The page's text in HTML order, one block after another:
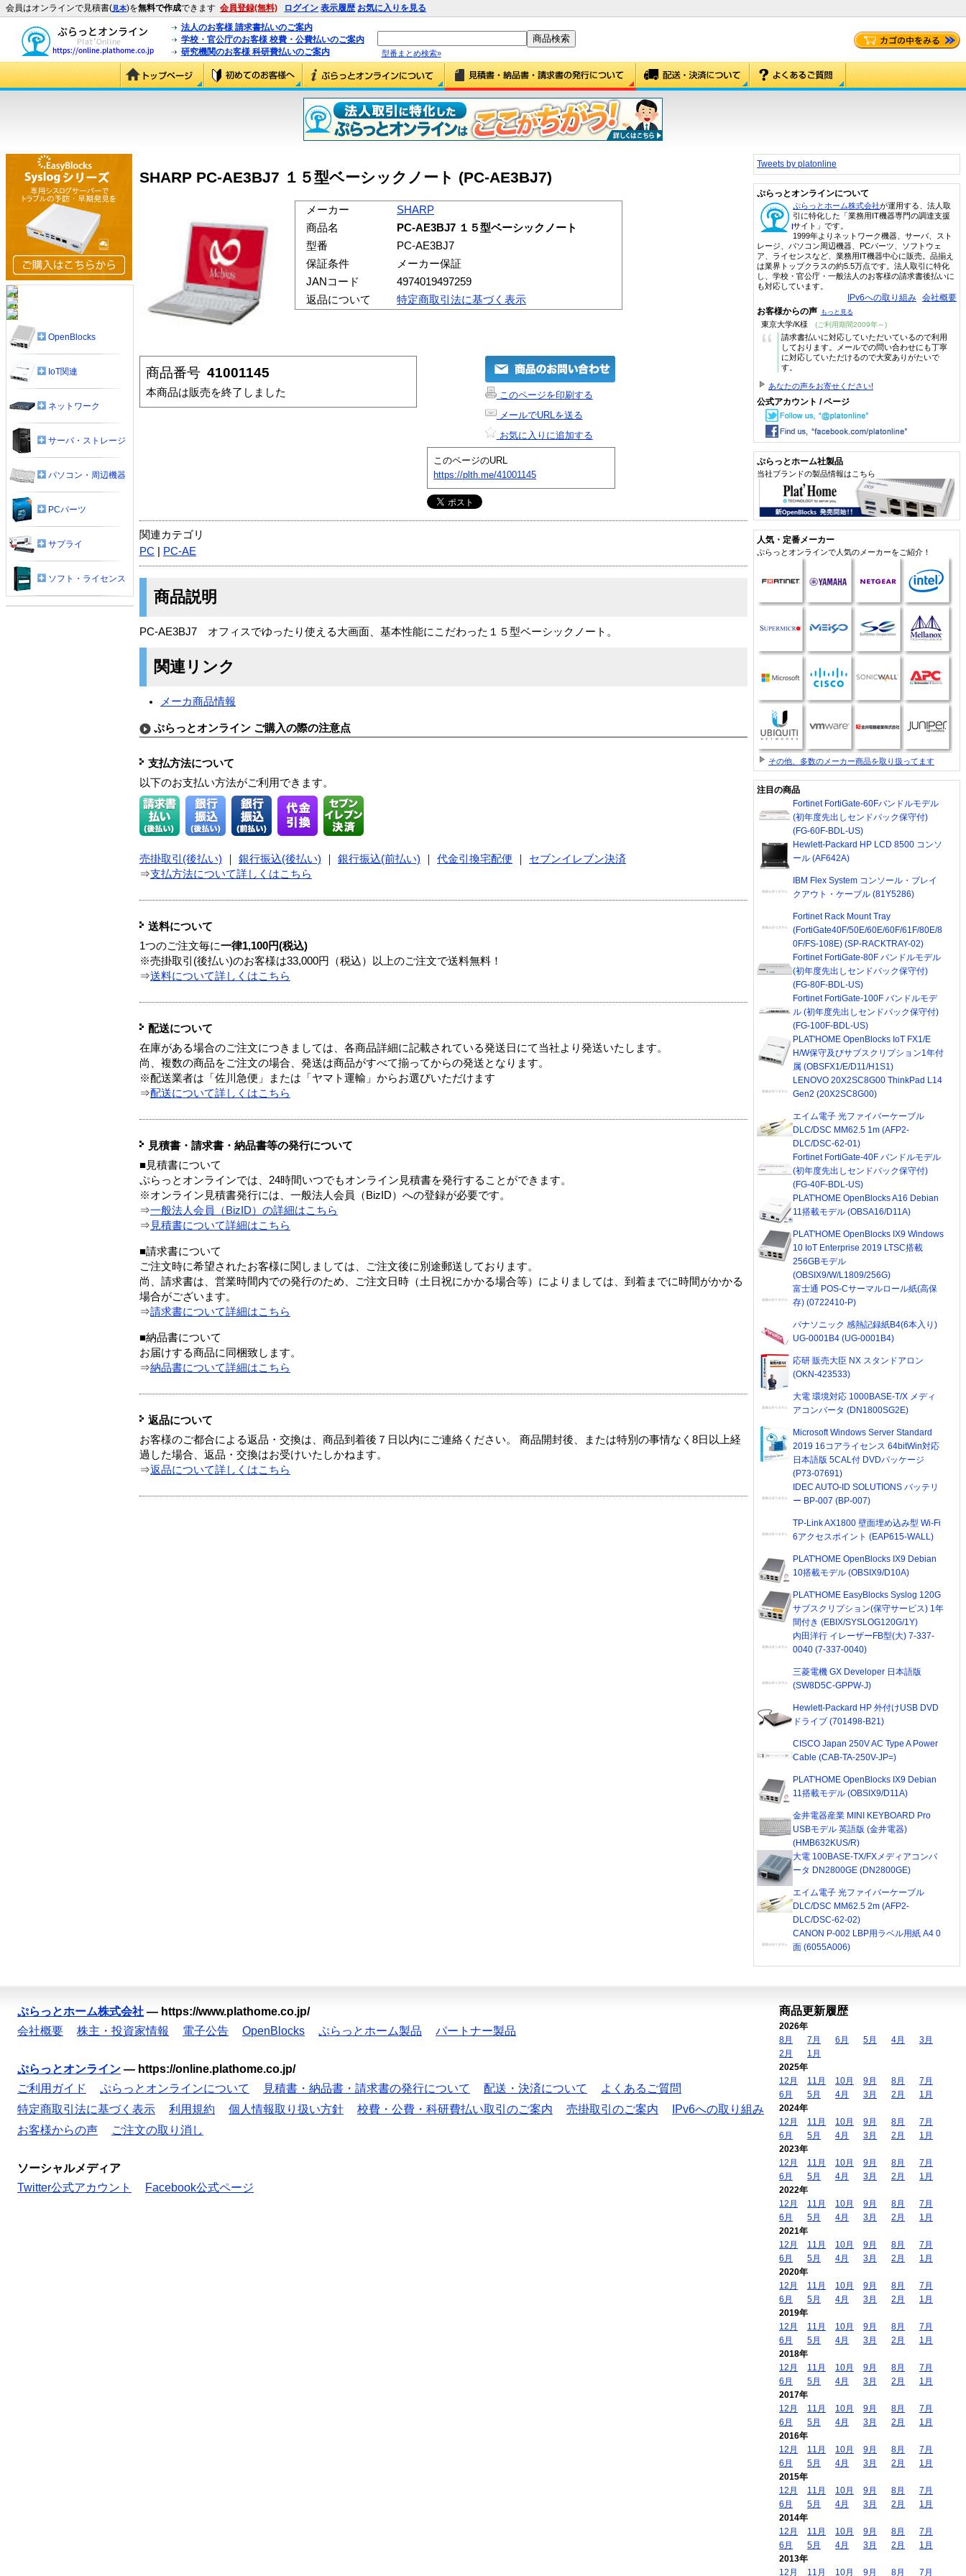
会員はオンラインで見積書(見本)を無料で作成できます 会員登録(無料) ログイン 表示履歴 お気に入りを見る
法人のお客様 請求書払いのご案内
学校・官公庁のお客様 校費・公費払いのご案内
研究機関のお客様 科研費払いのご案内
型番まとめ検索»
SHARP PC-AE3BJ7 １５型ベーシックノート (PC-AE3BJ7)
メーカー
SHARP
商品名
PC-AE3BJ7 １５型ベーシックノート
型番
PC-AE3BJ7
保証条件
メーカー保証
JANコード
4974019497259
返品について
特定商取引法に基づく表示
商品番号 41001145
本商品は販売を終了しました
このページを印刷する
メールでURLを送る
お気に入りに追加する
このページのURL
https://plth.me/41001145
関連カテゴリ
PC
PC-AE
商品説明
PC-AE3BJ7 オフィスでゆったり使える大画面、基本性能にこだわった１５型ベーシックノート。
関連リンク
メーカ商品情報
ぷらっとオンライン ご購入の際の注意点
支払方法について
以下のお支払い方法がご利用できます。
売掛取引(後払い) 銀行振込(後払い) 銀行振込(前払い) 代金引換宅配便
セブンイレブン決済
⇒支払方法について詳しくはこちら
送料について
1つのご注文毎に一律1,100円(税込)
※売掛取引(後払い)のお客様は33,000円（税込）以上のご注文で送料無料！
⇒送料について詳しくはこちら
配送について
在庫がある場合のご注文につきましては、各商品詳細に記載されている発送日にて当社より発送いたします。
尚、複数の商品をご注文の場合、発送は商品がすべて揃ってからの発送となります。
※配送業者は「佐川急便」または「ヤマト運輸」からお選びいただけます
⇒配送について詳しくはこちら
見積書・請求書・納品書等の発行について
■見積書について
ぷらっとオンラインでは、24時間いつでもオンライン見積書を発行することができます。
※オンライン見積書発行には、一般法人会員（BizID）への登録が必要です。
⇒一般法人会員（BizID）の詳細はこちら
⇒ 見積書について詳細はこちら
■請求書について
ご注文時に希望されたお客様に関しましては、ご注文後に別途郵送しております。
尚、請求書は、営業時間内での発行のため、ご注文日時（土日祝にかかる場合等）によりましては、到着までに時間がかかる
場合がございます。
⇒請求書について詳細はこちら
■納品書について
お届けする商品に同梱致します。
⇒納品書について詳細はこちら
返品について
お客様のご都合による返品・交換は、商品到着後７日以内にご連絡ください。 商品開封後、または特別の事情なく8日以上経
過した場合、返品・交換はお受けいたしかねます。
⇒返品について詳しくはこちら
OpenBlocks
IoT関連
ネットワーク
サーバ・ストレージ
パソコン・周辺機器
PCパーツ
サプライ
ソフト・ライセンス
Tweets by platonline
ぷらっとオンラインについて
ぷらっとホーム株式会社が運用する、法人取
引に特化した「業務用IT機器専門の調達支援
サイト」です。
1999年よりネットワーク機器、サーバ、スト
レージ、パソコン周辺機器、PCパーツ、ソフトウェ
ア、ライセンスなど、業務用IT機器中心に販売。品揃え
は業界トップクラスの約5.5万点です。法人取引に特化
し、学校・官公庁・一般法人のお客様の請求書後払いに
も対応しています。
IPv6への取り組み 会社概要
お客様からの声 もっと見る
東京大学/K様 (ご利用期間2009年～)
“
請求書払いに対応していただいているので利用
しております。メールでの問い合わせにも丁寧
に対応していただけるので大変ありがたいで
す。
あなたの声をお寄せください!
公式アカウント / ページ
ぷらっとホーム社製品
当社ブランドの製品情報はこちら
人気・定番メーカー
ぷらっとオンラインで人気のメーカーをご紹介！
その他、多数のメーカー商品を取り扱ってます
注目の商品
Fortinet FortiGate-60Fバンドルモデル
(初年度先出しセンドバック保守付)
(FG-60F-BDL-US)
Hewlett-Packard HP LCD 8500 コンソ
ール (AF642A)
IBM Flex System コンソール・ブレイ
クアウト・ケーブル (81Y5286)
Fortinet Rack Mount Tray
(FortiGate40F/50E/60E/60F/61F/80E/8
0F/FS-108E) (SP-RACKTRAY-02)
Fortinet FortiGate-80F バンドルモデル
(初年度先出しセンドバック保守付)
(FG-80F-BDL-US)
Fortinet FortiGate-100F バンドルモデ
ル (初年度先出しセンドバック保守付)
(FG-100F-BDL-US)
PLAT'HOME OpenBlocks IoT FX1/E
H/W保守及びサブスクリプション1年付
属 (OBSFX1/E/D11/H1S1)
LENOVO 20X2SC8G00 ThinkPad L14
Gen2 (20X2SC8G00)
エイム電子 光ファイバーケーブル
DLC/DSC MM62.5 1m (AFP2-
DLC/DSC-62-01)
Fortinet FortiGate-40F バンドルモデル
(初年度先出しセンドバック保守付)
(FG-40F-BDL-US)
PLAT'HOME OpenBlocks A16 Debian
11搭載モデル (OBSA16/D11A)
PLAT'HOME OpenBlocks IX9 Windows
10 IoT Enterprise 2019 LTSC搭載
256GBモデル
(OBSIX9/W/L1809/256G)
富士通 POS-Cサーマルロール紙(高保
存) (0722410-P)
パナソニック 感熱記録紙B4(6本入り)
UG-0001B4 (UG-0001B4)
応研 販売大臣 NX スタンドアロン
(OKN-423533)
大電 環境対応 1000BASE-T/X メディ
アコンバータ (DN1800SG2E)
Microsoft Windows Server Standard
2019 16コアライセンス 64bitWin対応
日本語版 5CAL付 DVDパッケージ
(P73-07691)
IDEC AUTO-ID SOLUTIONS バッテリ
ー BP-007 (BP-007)
TP-Link AX1800 壁面埋め込み型 Wi-Fi
6アクセスポイント (EAP615-WALL)
PLAT'HOME OpenBlocks IX9 Debian
10搭載モデル (OBSIX9/D10A)
PLAT'HOME EasyBlocks Syslog 120G
サブスクリプション(保守サービス) 1年
間付き (EBIX/SYSLOG120G/1Y)
内田洋行 イレーザーFB型(大) 7-337-
0040 (7-337-0040)
三菱電機 GX Developer 日本語版
(SW8D5C-GPPW-J)
Hewlett-Packard HP 外付けUSB DVD
ドライブ (701498-B21)
CISCO Japan 250V AC Type A Power
Cable (CAB-TA-250V-JP=)
PLAT'HOME OpenBlocks IX9 Debian
11搭載モデル (OBSIX9/D11A)
金井電器産業 MINI KEYBOARD Pro
USBモデル 英語版 (金井電器)
(HMB632KUS/R)
大電 100BASE-TX/FXメディアコンバ
ータ DN2800GE (DN2800GE)
エイム電子 光ファイバーケーブル
DLC/DSC MM62.5 2m (AFP2-
DLC/DSC-62-02)
CANON P-002 LBP用ラベル用紙 A4 0
面 (6055A006)
ぷらっとホーム株式会社 — https://www.plathome.co.jp/
会社概要
株主・投資家情報 電子公告 OpenBlocks ぷらっとホーム製品 パートナー製品
ぷらっとオンライン — https://online.plathome.co.jp/
ご利用ガイド
ぷらっとオンラインについて 見積書・納品書・請求書の発行について 配送・決済について
よくあるご質問
特定商取引法に基づく表示
利用規約 個人情報取り扱い方針 校費・公費・科研費払い取引のご案内 売掛取引のご案内
IPv6への取り組み
お客様からの声
ご注文の取り消し
ソーシャルメディア
Twitter公式アカウント
Facebook公式ページ
商品更新履歴
2026年
8月
7月 6月 5月 4月
3月
2月
1月
2025年
12月
11月 10月 9月 8月
7月
6月
5月 4月 3月 2月
1月
2024年
12月
11月 10月 9月 8月
7月
6月
5月 4月 3月 2月
1月
2023年
12月
11月 10月 9月 8月
7月
6月
5月 4月 3月 2月
1月
2022年
12月
11月 10月 9月 8月
7月
6月
5月 4月 3月 2月
1月
2021年
12月
11月 10月 9月 8月
7月
6月
5月 4月 3月 2月
1月
2020年
12月
11月 10月 9月 8月
7月
6月
5月 4月 3月 2月
1月
2019年
12月
11月 10月 9月 8月
7月
6月
5月 4月 3月 2月
1月
2018年
12月
11月 10月 9月 8月
7月
6月
5月 4月 3月 2月
1月
2017年
12月
11月 10月 9月 8月
7月
6月
5月 4月 3月 2月
1月
2016年
12月
11月 10月 9月 8月
7月
6月
5月 4月 3月 2月
1月
2015年
12月
11月 10月 9月 8月
7月
6月
5月 4月 3月 2月
1月
2014年
12月
11月 10月 9月 8月
7月
6月
5月 4月 3月 2月
1月
2013年
12月
11月 10月 9月 8月 7月